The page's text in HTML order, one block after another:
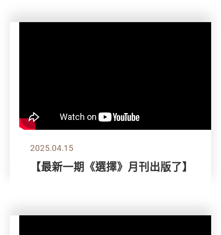
2025.04.15
【最新一期《選擇》月刊出版了】